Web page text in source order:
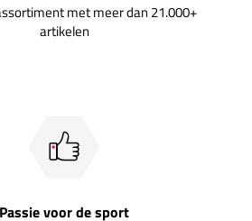
met meer dan 21.000+
artikelen
Passie voor de sport